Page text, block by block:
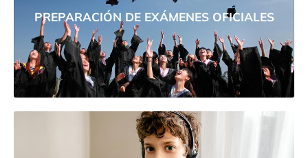
PREPARACIÓN DE EXÁMENES OFICIALES